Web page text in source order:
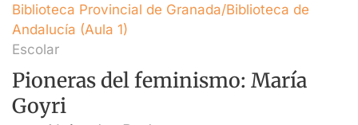
Biblioteca Provincial de Granada/Biblioteca de
Andalucía (Aula 1)
Escolar
Pioneras del feminismo: María
Goyri